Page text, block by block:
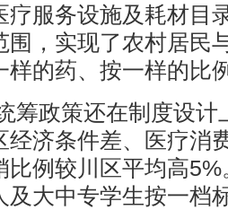
疗服务设施及耗材目
围，实现了农村居民
的药、按一样的比
筹政策还在制度设计
经济条件差、医疗消
比例较川区平均高
及大中专学生按一档